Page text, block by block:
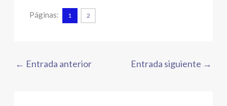
Páginas: 1 2
← Entrada anterior Entrada siguiente →